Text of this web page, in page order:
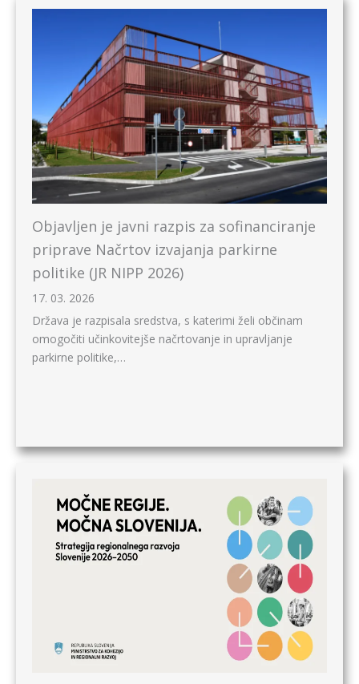
Objavljen je javni razpis za sofinanciranje
priprave Načrtov izvajanja parkirne
politike (JR NIPP 2026)
17. 03. 2026
Država je razpisala sredstva, s katerimi želi občinam
omogočiti učinkovitejše načrtovanje in upravljanje
parkirne politike,…